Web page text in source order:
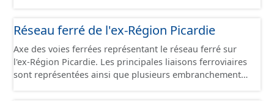
générales du chemin (longueur, largeur, etc.). - Secteurs :
les informations générales du chemin et données
relevées sur le terrain. - Éléments : les éléments naturels
relevés sur les chemins (bois, talus, bande enherbée,
etc.). - Observations : les observations relevées sur les
Réseau ferré de l'ex-Région Picardie
Axe des voies ferrées représentant le réseau ferré sur
l'ex-Région Picardie. Les principales liaisons ferroviaires
sont représentées ainsi que plusieurs embranchements